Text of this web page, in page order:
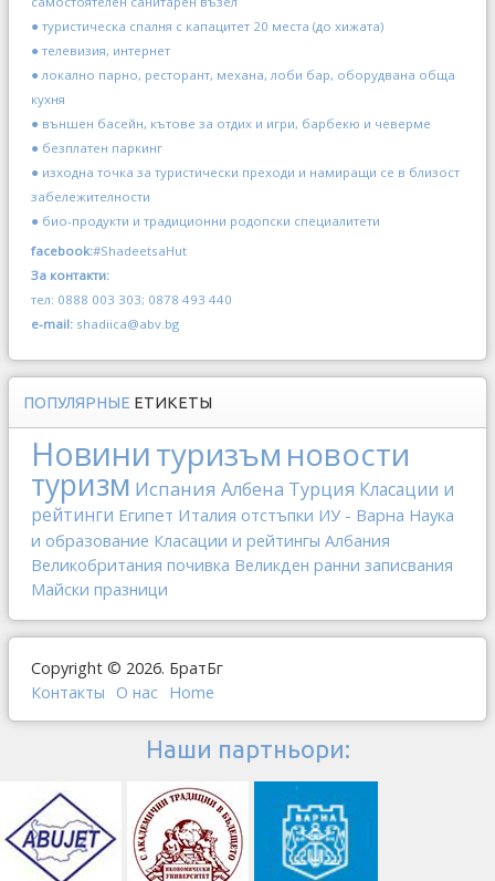
● туристическа спалня с капацитет 20 места (до хижата)
● телевизия, интернет
● локално парно, ресторант, механа, лоби бар, оборудвана обща
кухня
● външен басейн, кътове за отдих и игри, барбекю и чеверме
● безплатен паркинг
● изходна точка за туристически преходи и намиращи се в близост
забележителности
● био-продукти и традиционни родопски специалитети
facebook:#ShadeetsaHut
За контакти:
тел: 0888 003 303; 0878 493 440
e-mail: shadiica@abv.bg
ПОПУЛЯРНЫЕ ЕТИКЕТЫ
Новинитуризъм новости
туризм Испания Албена Турция Класации и
рейтинги Египет Италия отстъпки ИУ - Варна Наука
и образование Класации и рейтингы Албания
Великобритания почивка Великден ранни записвания
Майски празници
Copyright © 2026. БратБг
Контакты
О наc Home
Наши партньори: